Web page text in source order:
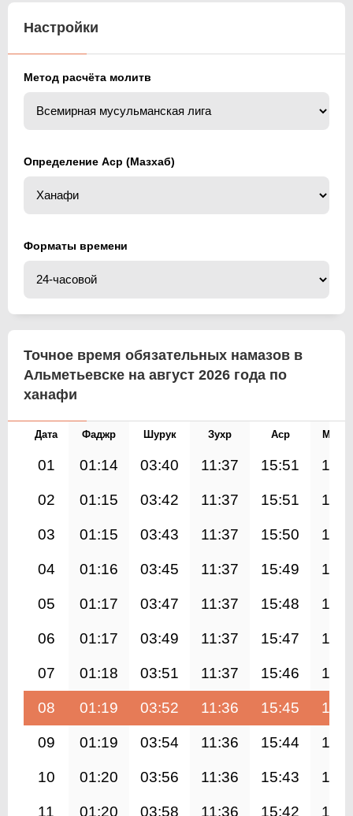
Настройки
Метод расчёта молитв
Определение Аср (Мазхаб)
Форматы времени
Точное время обязательных намазов в
Альметьевске на август 2026 года по
ханафи
Дата Фаджр Шурук Зухр Аср
01 01:14 03:40 11:37 15:51
02 01:15 03:42 11:37 15:51
03 01:15 03:43 11:37 15:50
04 01:16 03:45 11:37 15:49
05 01:17 03:47 11:37 15:48
06 01:17 03:49 11:37 15:47
07 01:18 03:51 11:37 15:46
08 01:19 03:52 11:36 15:45
09 01:19 03:54 11:36 15:44
10 01:20 03:56 11:36 15:43
11 01:20 03:58 11:36 15:42